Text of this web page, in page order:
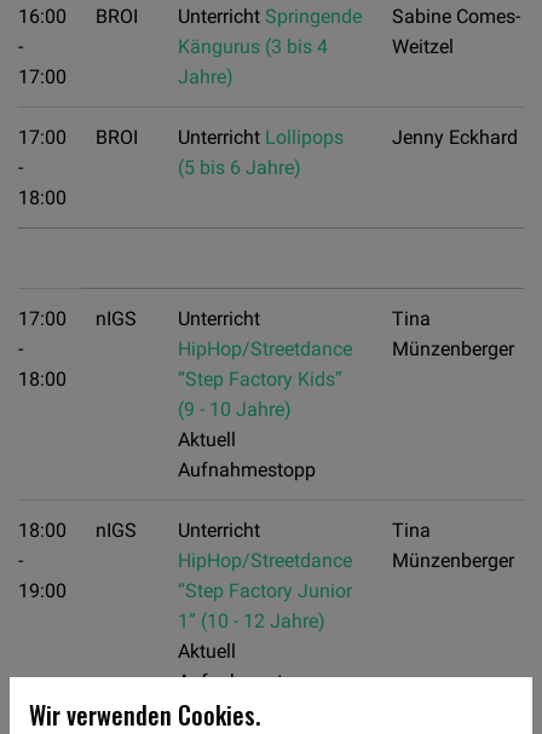
16:00
-
17:00
BROI Unterricht Springende
Kängurus (3 bis 4
Jahre)
Sabine Comes-
Weitzel
17:00
-
18:00
BROI Unterricht Lollipops
(5 bis 6 Jahre)
Jenny Eckhard
17:00
-
18:00
nIGS
Unterricht
HipHop/Streetdance
“Step Factory Kids”
(9 - 10 Jahre)
Aktuell
Aufnahmestopp
Tina
Münzenberger
18:00
-
19:00
nIGS
Unterricht
HipHop/Streetdance
“Step Factory Junior
1” (10 - 12 Jahre)
Aktuell
Aufnahmestopp
Tina
Münzenberger
Wir verwenden Cookies.